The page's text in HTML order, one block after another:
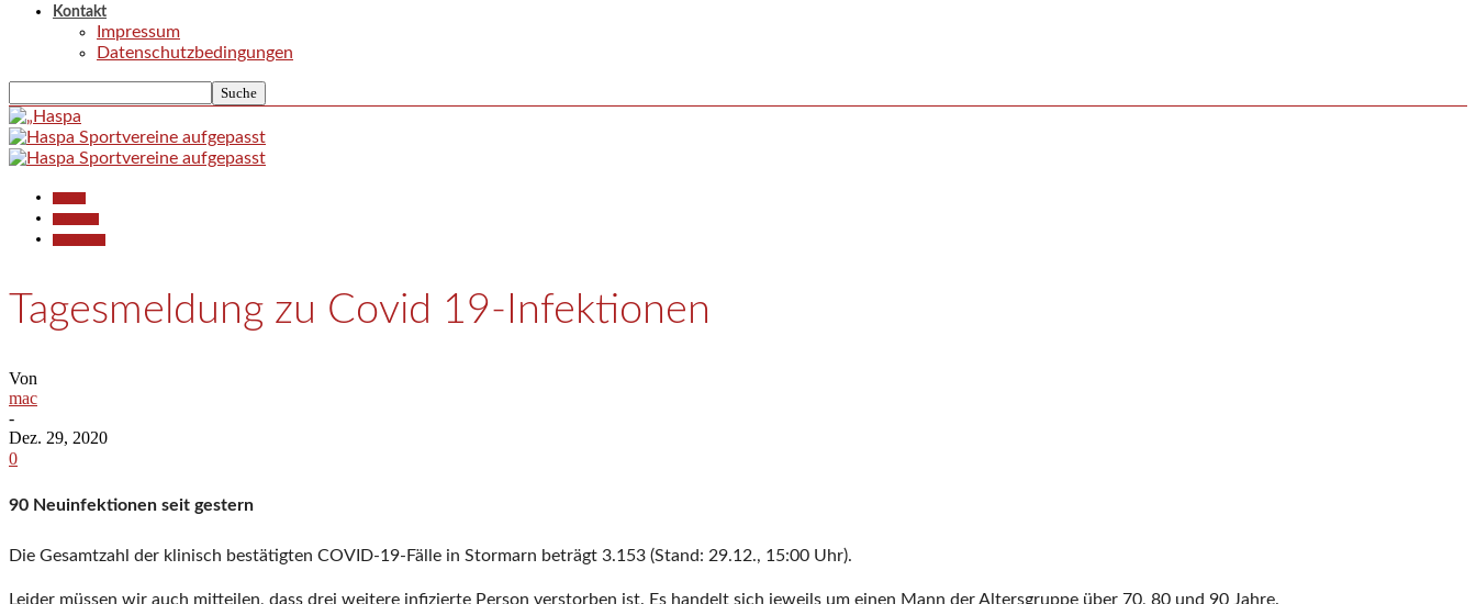
Kontakt
Impressum
Datenschutzbedingungen
Tagesmeldung zu Covid 19-Infektionen
Von
mac
-
Dez. 29, 2020
0
90 Neuinfektionen seit gestern
Die Gesamtzahl der klinisch bestätigten COVID-19-Fälle in Stormarn beträgt 3.153 (Stand: 29.12., 15:00 Uhr).
Leider müssen wir auch mitteilen, dass drei weitere infizierte Person verstorben ist. Es handelt sich jeweils um einen Mann der Altersgruppe über 70, 80 und 90 Jahre.